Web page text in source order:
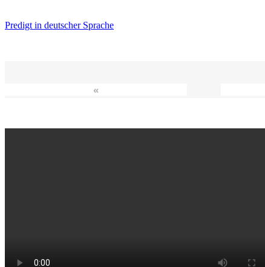
Predigt in deutscher Sprache
«